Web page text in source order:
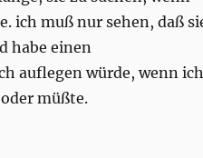
ich muß nur sehen, daß
habe einen
auflegen würde, wenn ich
müßte.